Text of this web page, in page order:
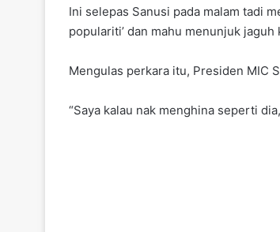
Ini selepas Sanusi pada malam tadi
populariti’ dan mahu menunjuk jaguh
Mengulas perkara itu, Presiden MIC
“Saya kalau nak menghina seperti